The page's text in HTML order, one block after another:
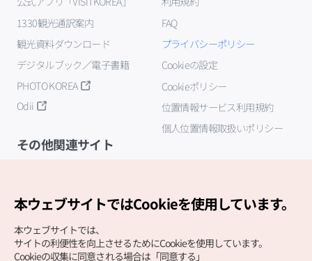
1330観光通訳案内
観光資料ダウンロード
デジタルブック／電子書籍
PHOTO KOREA
Odii
FAQ
プライバシーポリシー
Cookieの設定
Cookieポリシー
位置情報サービス利用規約
個人位置情報取扱いポリシー
その他関連サイト
本ウェブサイトではCookieを使用しています。
本ウェブサイトでは、
サイトの利便性を向上させるためにCookieを使用しています。
Cookieの収集に同意される場合は「同意する」